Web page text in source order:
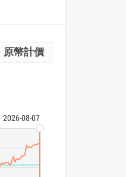
原幣計價
2026-08-07